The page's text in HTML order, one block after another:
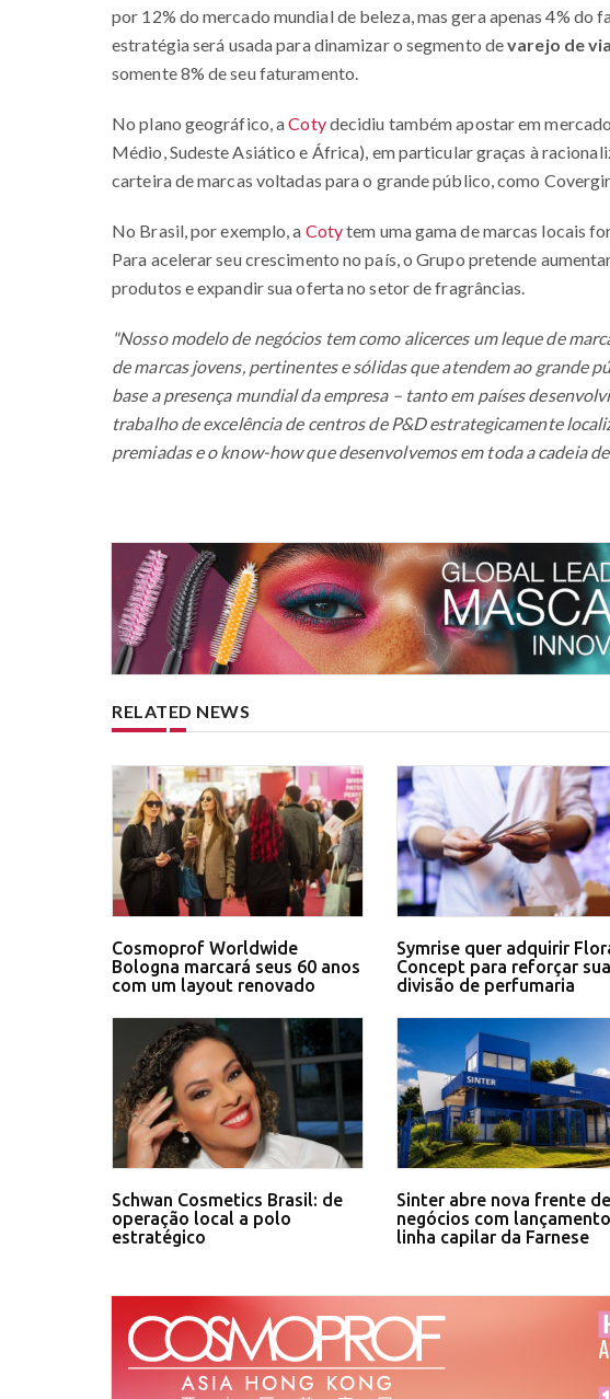
por 12% do mercado mundial de beleza, mas gera apenas 4% do
estratégia será usada para dinamizar o segmento devarejo de
somente 8% de seu faturamento.
No plano geográfico, aCotydecidiu também apostar em
Médio, Sudeste Asiático e África), em particular graças à
carteira de marcas voltadas para o grande público, como
No Brasil, por exemplo, a Cotytem uma gama de marcas locais
Para acelerar seu crescimento no país, o Grupo pretende
produtos e expandir sua oferta no setor de fragrâncias.
"Nosso modelo de negócios tem como alicerces um leque de
de marcas jovens, pertinentes e sólidas que atendem ao grande
base a presença mundial da empresa – tanto em países
trabalho de excelência de centros de P&D estrategicamente
premiadas e o know-how que desenvolvemos em toda a cadeia
RELATED NEWS
Cosmoprof Worldwide
Bologna marcará seus 60 anos
com um layout renovado
Symrise quer adquirir
Concept para reforçar sua
divisão de perfumaria
Schwan Cosmetics Brasil: de
operação local a polo
estratégico
Sinter abre nova frente de
negócios com
linha capilar da Farnese